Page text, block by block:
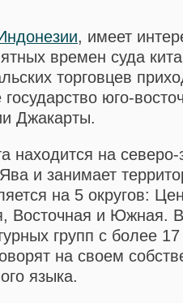
, имеет
времен суда
торговцев
юго-
Джакарты.
находится на
и занимает
на 5 округов:
Восточная и Южная.
групп с более
на своем
языка.